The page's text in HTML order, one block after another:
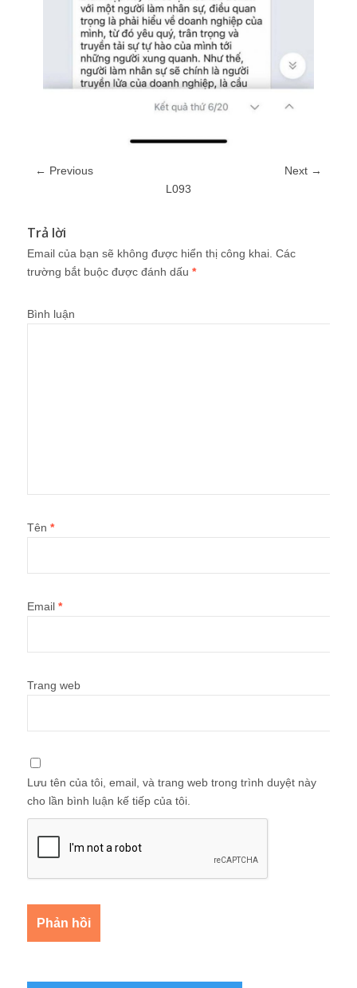
← Previous
Next →
L093
Trả lời
Email của bạn sẽ không được hiển thị công khai. Các
trường bắt buộc được đánh dấu *
Bình luận
Tên *
Email *
Trang web
Lưu tên của tôi, email, và trang web trong trình duyệt này
cho lần bình luận kế tiếp của tôi.